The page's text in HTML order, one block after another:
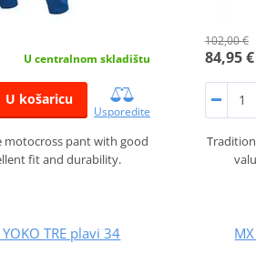
U centralnom skladištu
U košaricu
Usporedite
motocross pant with good
fit and durability.
102,00 €
84,95 €
TRE plavi 34